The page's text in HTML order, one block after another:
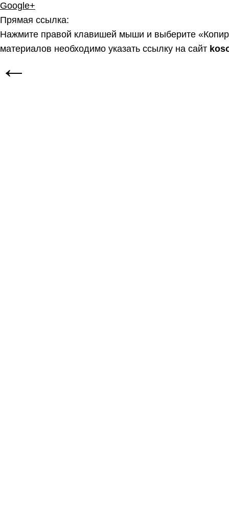
Google+
Прямая ссылка:
Нажмите правой клавишей мыши и выберите
материалов необходимо указать ссылку на сайт
←